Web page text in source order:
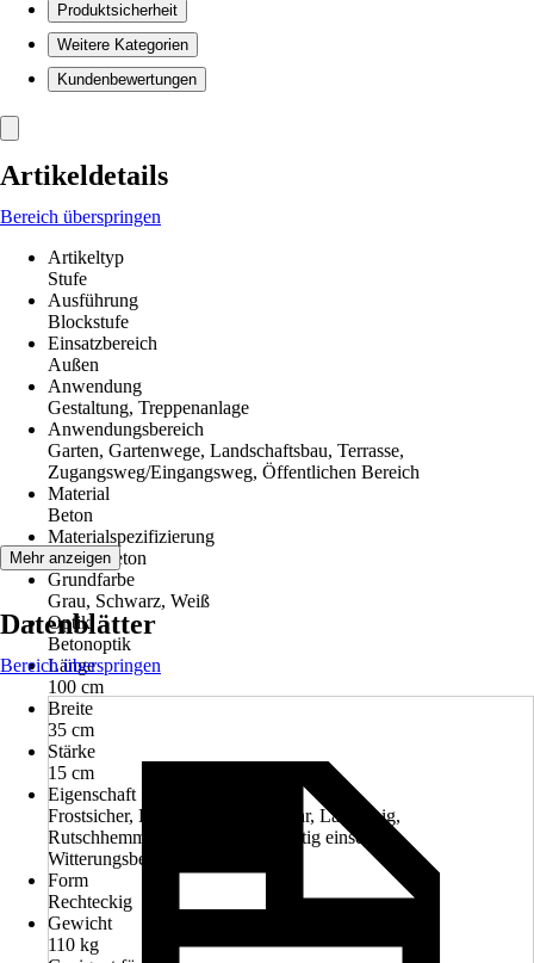
Produktsicherheit
Weitere Kategorien
Kundenbewertungen
Artikeldetails
Bereich überspringen
Artikeltyp
Stufe
Ausführung
Blockstufe
Einsatzbereich
Außen
Anwendung
Gestaltung, Treppenanlage
Anwendungsbereich
Garten, Gartenwege, Landschaftsbau, Terrasse,
Zugangsweg/Eingangsweg, Öffentlichen Bereich
Material
Beton
Materialspezifizierung
Normalbeton
Grundfarbe
Grau, Schwarz, Weiß
Optik
Betonoptik
Länge
100 cm
Breite
35 cm
Stärke
15 cm
Eigenschaft
Frostsicher, Haltbar, Hochbelastbar, Langlebig,
Rutschhemmend, Trittfest, Vielseitig einsetzbar,
Witterungsbeständig, Ästhetisch
Form
Rechteckig
Gewicht
110 kg
Mehr anzeigen
Datenblätter
Bereich überspringen